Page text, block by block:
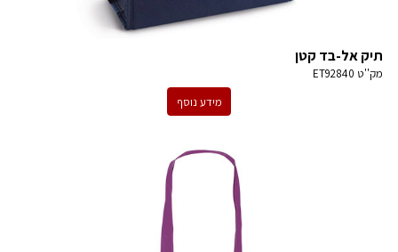
תיק אל-בד קטן
מק''ט ET92840
מידע נוסף